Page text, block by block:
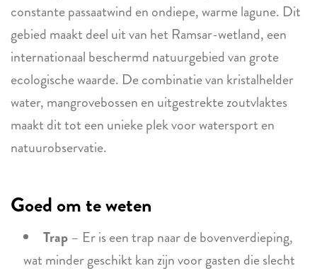
constante passaatwind en ondiepe, warme lagune. Dit
gebied maakt deel uit van het Ramsar-wetland, een
internationaal beschermd natuurgebied van grote
ecologische waarde. De combinatie van kristalhelder
water, mangrovebossen en uitgestrekte zoutvlaktes
maakt dit tot een unieke plek voor watersport en
natuurobservatie.
Goed om te weten
Trap– Er is een trap naar de bovenverdieping,
wat minder geschikt kan zijn voor gasten die slecht